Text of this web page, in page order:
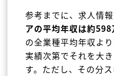
参考までに、求人情
アの平均年収は約598
の全業種平均年収よ
実績次第でそれを大
す。ただし、その分